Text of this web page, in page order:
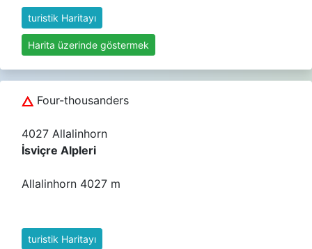
turistik Haritayı
Harita üzerinde göstermek
Four-thousanders
4027 Allalinhorn
İsviçre Alpleri
Allalinhorn 4027 m
turistik Haritayı